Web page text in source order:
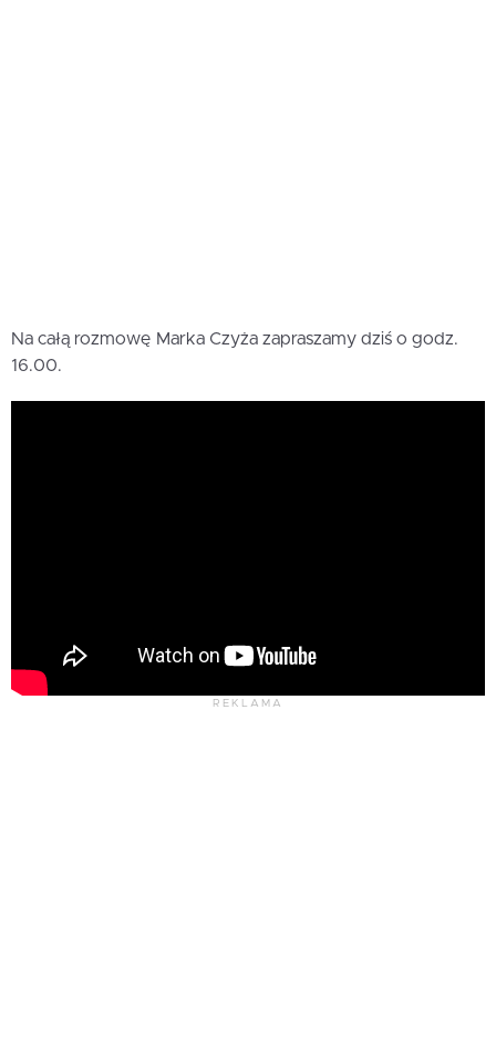
Na całą rozmowę Marka Czyża zapraszamy dziś o godz.
16.00.
REKLAMA